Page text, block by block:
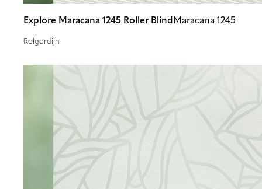
Explore Maracana 1245 Roller Blind Maracana 1245
Rolgordijn